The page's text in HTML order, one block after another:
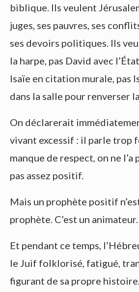
biblique. Ils veulent
juges, ses pauvres, ses
ses devoirs politiques. Ils
la harpe, pas David avec
Isaïe en citation murale, pas
dans la salle pour renverser
On déclarerait
vivant excessif : il parle trop
manque de respect, on ne l’a
pas assez positif.
Mais un prophète positif
prophète. C’est un animateur.
Et pendant ce temps,
le Juif folklorisé, fatigué,
figurant de sa propre